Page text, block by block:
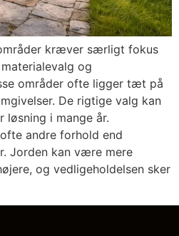
kræver særligt fokus
og
områder ofte ligger tæt på
De rigtige valg kan
løsning i mange år.
andre forhold end
Jorden kan være mere
og vedligeholdelsen sker